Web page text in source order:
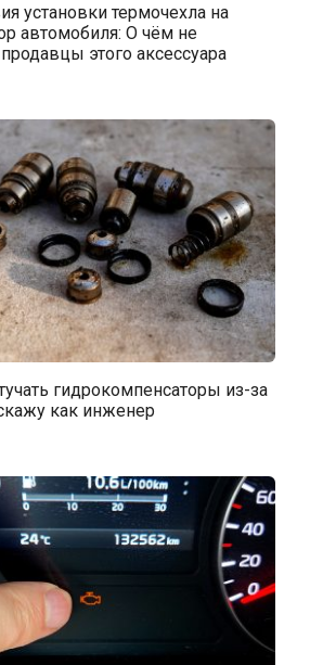
установки термочехла на
автомобиля: О чём не
этого аксессуара
гидрокомпенсаторы из-за
как инженер